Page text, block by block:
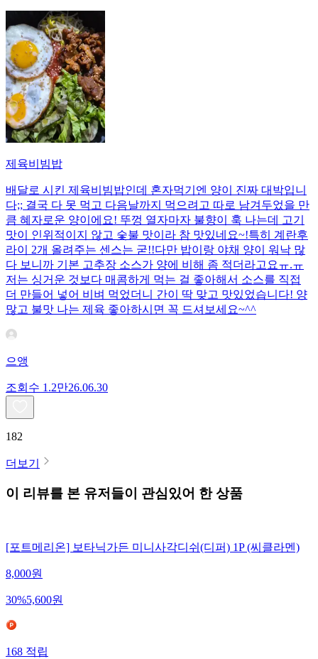
제육비빔밥
배달로 시킨 제육비빔밥인데 혼자먹기엔 양이 진짜 대박입니
다;; 결국 다 못 먹고 다음날까지 먹으려고 따로 남겨두었을 만
큼 혜자로운 양이에요! 뚜껑 열자마자 불향이 훅 나는데 고기
맛이 인위적이지 않고 숯불 맛이라 참 맛있네요~!특히 계란후
라이 2개 올려주는 센스는 굳!! ​다만 밥이랑 야채 양이 워낙 많
다 보니까 기본 고추장 소스가 양에 비해 좀 적더라고요ㅠ.ㅠ
저는 싱거운 것보다 매콤하게 먹는 걸 좋아해서 소스를 직접
더 만들어 넣어 비벼 먹었더니 간이 딱 맞고 맛있었습니다! 양
많고 불맛 나는 제육 좋아하시면 꼭 드셔보세요~^^
으앵
조회수 1.2만26.06.30
182
더보기
이 리뷰를 본 유저들이 관심있어 한 상품
[포트메리온] 보타닉가든 미니사각디쉬(디퍼) 1P (씨클라멘)
8,000원
30%5,600원
168 적립